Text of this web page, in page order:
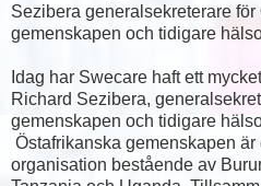
Sezibera generalsekreterare för
gemenskapen och tidigare
Idag har Swecare haft ett
Richard Sezibera,
gemenskapen och tidigare
Östafrikanska gemenskapen
organisation bestående av